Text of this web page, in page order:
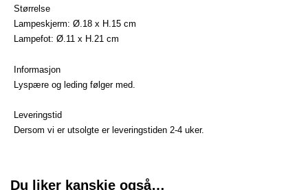
Størrelse
Lampeskjerm: Ø.18 x H.15 cm
Lampefot: Ø.11 x H.21 cm
Informasjon
Lyspære og leding følger med.
Leveringstid
Dersom vi er utsolgte er leveringstiden 2-4 uker.
Du liker kanskje også…